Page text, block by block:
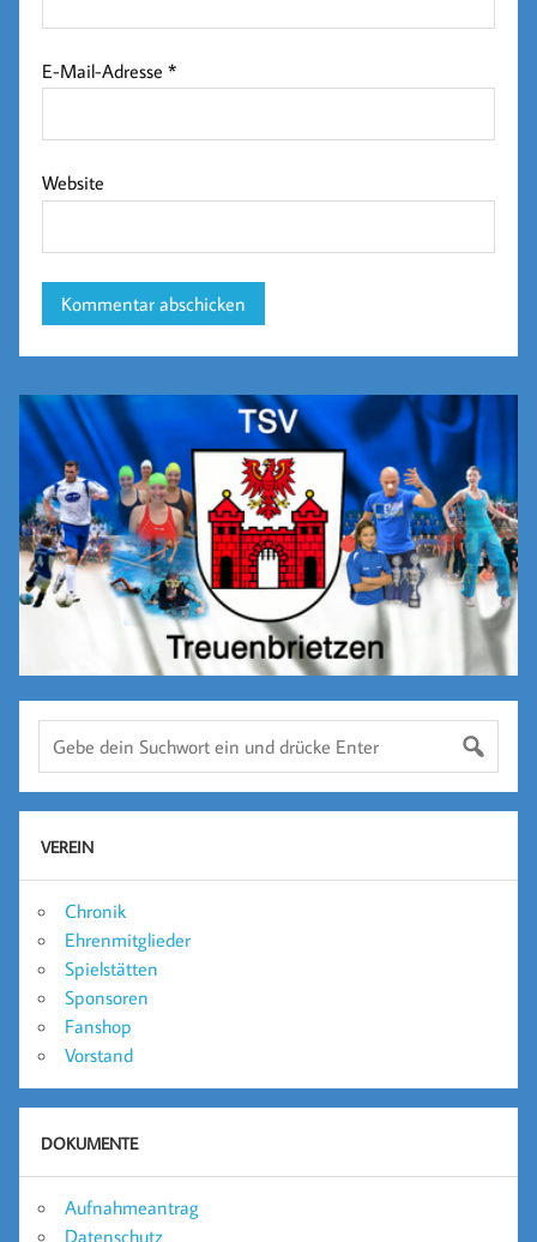
E-Mail-Adresse*
Website
VEREIN
Chronik
Ehrenmitglieder
Spielstätten
Sponsoren
Fanshop
Vorstand
DOKUMENTE
Aufnahmeantrag
Datenschutz